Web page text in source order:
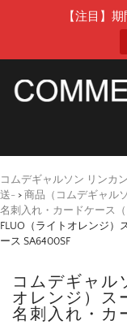
【注目】
コムデギャルソン リンカ
送- > 商品（コムデギャル
名刺入れ・カードケース（
FLUO（ライトオレンジ）
ース SA6400SF
コムデギャル
オレンジ）ス
名刺入れ・カ